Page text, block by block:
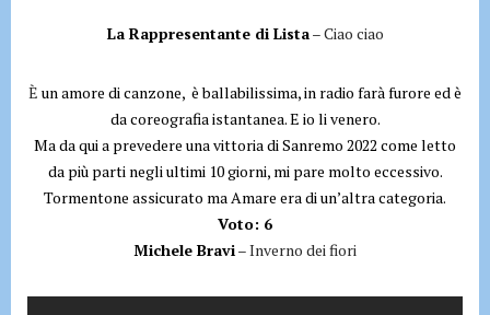
La Rappresentante di Lista– Ciao ciao
È un amore di canzone, è ballabilissima, in radio farà furore ed è
da coreografia istantanea. E io li venero.
Ma da qui a prevedere una vittoria diSanremo 2022 come letto
da più parti negli ultimi 10 giorni, mi pare molto eccessivo.
Tormentone assicurato ma Amare era di un’altra categoria.
Voto: 6
Michele Bravi– Inverno dei fiori